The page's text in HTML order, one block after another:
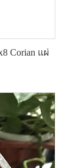
Corian แผ่